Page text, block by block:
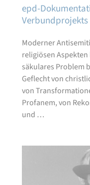
epd-
Verbundprojekts
Moderner
religiösen
säkulares Problem
Geflecht von
von
Profanem, von
und …